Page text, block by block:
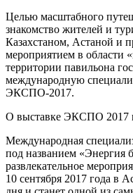
Целью масштабного
знакомство жителей и
Казахстаном, Астаной и
мероприятием в области
территории павильона
международную
ЭКСПО-2017.
О выставке ЭКСПО 2017
Международная
под названием «Энергия
развлекательное
10 сентября 2017 года в